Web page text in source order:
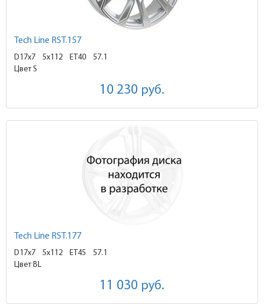
Tech Line RST.157
D17x7 5x112 ET40
57.1
Цвет S
10 230 руб.
Tech Line RST.177
D17x7 5x112 ET45
57.1
Цвет BL
11 030 руб.